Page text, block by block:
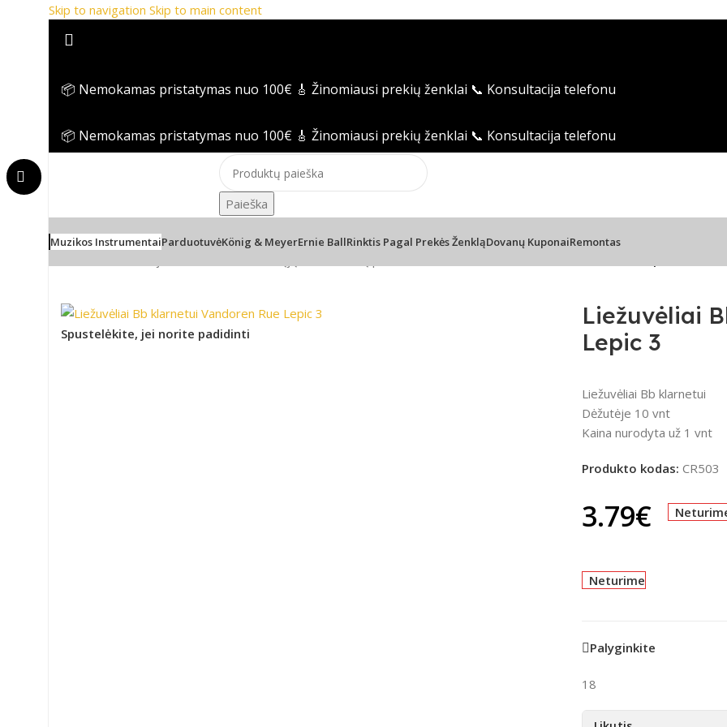
Skip to navigation Skip to main content
📦 Nemokamas pristatymas nuo 100€ 🎸 Žinomiausi prekių ženklai 📞 Konsultacija telefonu
📦 Nemokamas pristatymas nuo 100€ 🎸 Žinomiausi prekių ženklai 📞 Konsultacija telefonu
Paieška
Muzikos InstrumentaiParduotuvėKönig & MeyerErnie BallRinktis Pagal Prekės ŽenkląDovanų KuponaiRemontas
Spustelėkite, jei norite padidinti
Liežuvėliai
Lepic 3
Liežuvėliai Bb klarnetui
Dėžutėje 10 vnt
Kaina nurodyta už 1 vnt
Produkto kodas: CR503
3.79€
Neturime
Palyginkite
18